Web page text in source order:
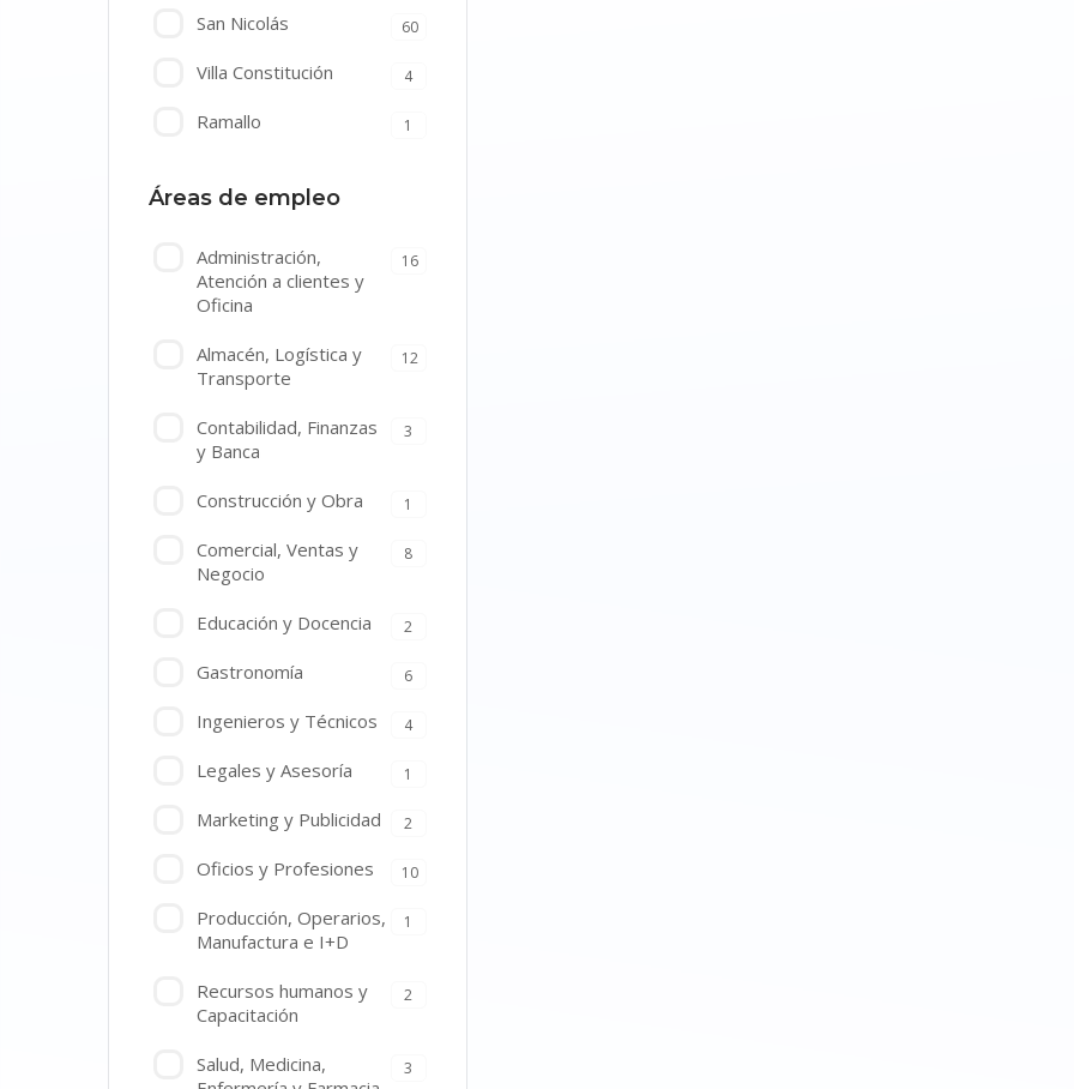
San Nicolás 60
Villa Constitución 4
Ramallo 1
Áreas de empleo
Administración,
Atención a clientes y
Oficina
16
Almacén, Logística y
Transporte
12
Contabilidad, Finanzas
y Banca
3
Construcción y Obra 1
Comercial, Ventas y
Negocio
8
Educación y Docencia 2
Gastronomía 6
Ingenieros y Técnicos 4
Legales y Asesoría 1
Marketing y Publicidad 2
Oficios y Profesiones 10
Producción, Operarios,
Manufactura e I+D
1
Recursos humanos y
Capacitación
2
Salud, Medicina,
3